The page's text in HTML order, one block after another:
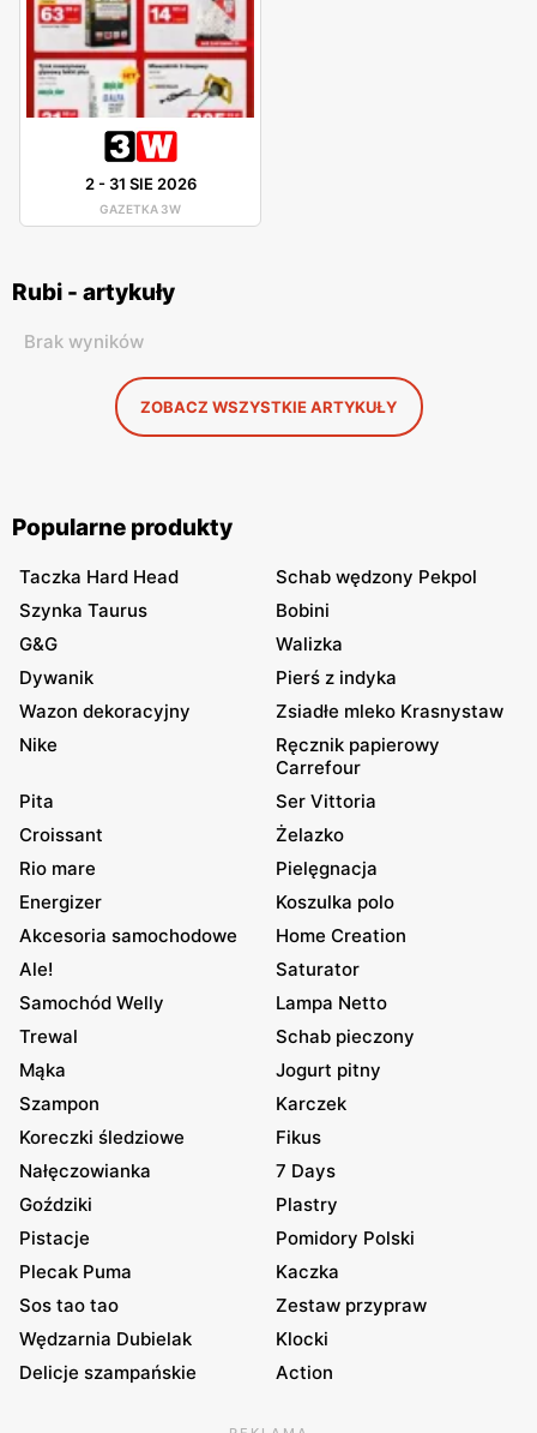
2- 31 SIE 2026
GAZETKA 3W
Rubi - artykuły
Brak wyników
ZOBACZ WSZYSTKIE ARTYKUŁY
Popularne produkty
Taczka Hard Head
Schab wędzony Pekpol
Szynka Taurus
Bobini
G&G
Walizka
Dywanik
Pierś z indyka
Wazon dekoracyjny
Zsiadłe mleko Krasnystaw
Nike
Ręcznik papierowy
Carrefour
Pita
Ser Vittoria
Croissant
Żelazko
Rio mare
Pielęgnacja
Energizer
Koszulka polo
Akcesoria samochodowe
Home Creation
Ale!
Saturator
Samochód Welly
Lampa Netto
Trewal
Schab pieczony
Mąka
Jogurt pitny
Szampon
Karczek
Koreczki śledziowe
Fikus
Nałęczowianka
7 Days
Goździki
Plastry
Pistacje
Pomidory Polski
Plecak Puma
Kaczka
Sos tao tao
Zestaw przypraw
Wędzarnia Dubielak
Klocki
Delicje szampańskie
Action